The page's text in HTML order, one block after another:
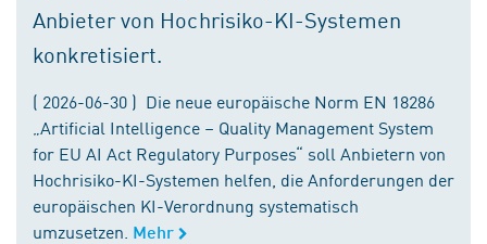
Anbieter von Hochrisiko-KI-Systemen
konkretisiert.
( 2026-06-30 ) Die neue europäische Norm EN 18286
„Artificial Intelligence – Quality Management System
for EU AI Act Regulatory Purposes“ soll Anbietern von
Hochrisiko-KI-Systemen helfen, die Anforderungen der
europäischen KI-Verordnung systematisch
umzusetzen. Mehr